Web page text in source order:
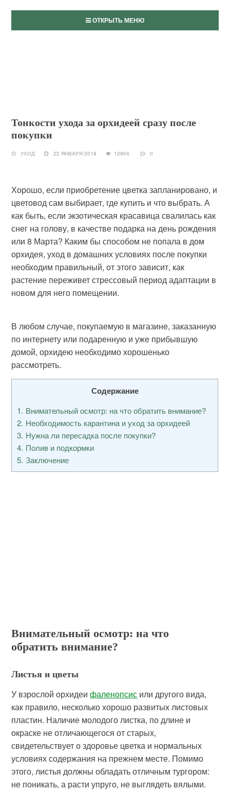
ОТКРЫТЬ МЕНЮ
Тонкости ухода за орхидеей сразу после
покупки
УХОД 22 ЯНВАРЯ 2018 12904 0
Хорошо, если приобретение цветка запланировано, и
цветовод сам выбирает, где купить и что выбрать. А
как быть, если экзотическая красавица свалилась как
снег на голову, в качестве подарка на день рождения
или 8 Марта? Каким бы способом не попала в дом
орхидея, уход в домашних условиях после покупки
необходим правильный, от этого зависит, как
растение переживет стрессовый период адаптации в
новом для него помещении.
В любом случае, покупаемую в магазине, заказанную
по интернету или подаренную и уже прибывшую
домой, орхидею необходимо хорошенько
рассмотреть.
Содержание
1 Внимательный осмотр: на что обратить внимание?
2 Необходимость карантина и уход за орхидеей
3 Нужна ли пересадка после покупки?
4 Полив и подкормки
5 Заключение
Внимательный осмотр: на что
обратить внимание?
Листья и цветы
У взрослой орхидеифаленопсис или другого вида,
как правило, несколько хорошо развитых листовых
пластин. Наличие молодого листка, по длине и
окраске не отличающегося от старых,
свидетельствует о здоровье цветка и нормальных
условиях содержания на прежнем месте. Помимо
этого, листья должны обладать отличным тургором:
не поникать, а расти упруго, не выглядеть вялыми.